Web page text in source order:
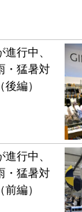
行中、
・猛暑対
編）
行中、
・猛暑対
編）